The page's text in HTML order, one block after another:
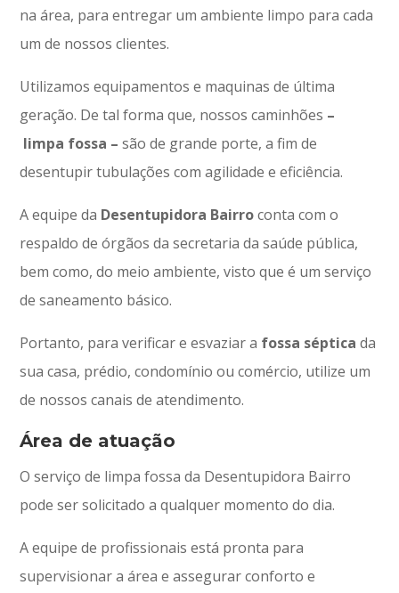
na área, para entregar um ambiente limpo para cada
um de nossos clientes.
Utilizamos equipamentos e maquinas de última
geração. De tal forma que, nossos caminhões –
limpa fossa –são de grande porte, a fim de
desentupir tubulações com agilidade e eficiência.
A equipe da Desentupidora Bairroconta com o
respaldo de órgãos da secretaria da saúde pública,
bem como, do meio ambiente, visto que é um serviço
de saneamento básico.
Portanto, para verificar e esvaziar a fossa séptica da
sua casa, prédio, condomínio ou comércio, utilize um
de nossos canais de atendimento.
Área de atuação
O serviço de limpa fossa da Desentupidora Bairro
pode ser solicitado a qualquer momento do dia.
A equipe de profissionais está pronta para
supervisionar a área e assegurar conforto e